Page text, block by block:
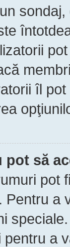
îl
pot să
pot
Pentru a
pentru a